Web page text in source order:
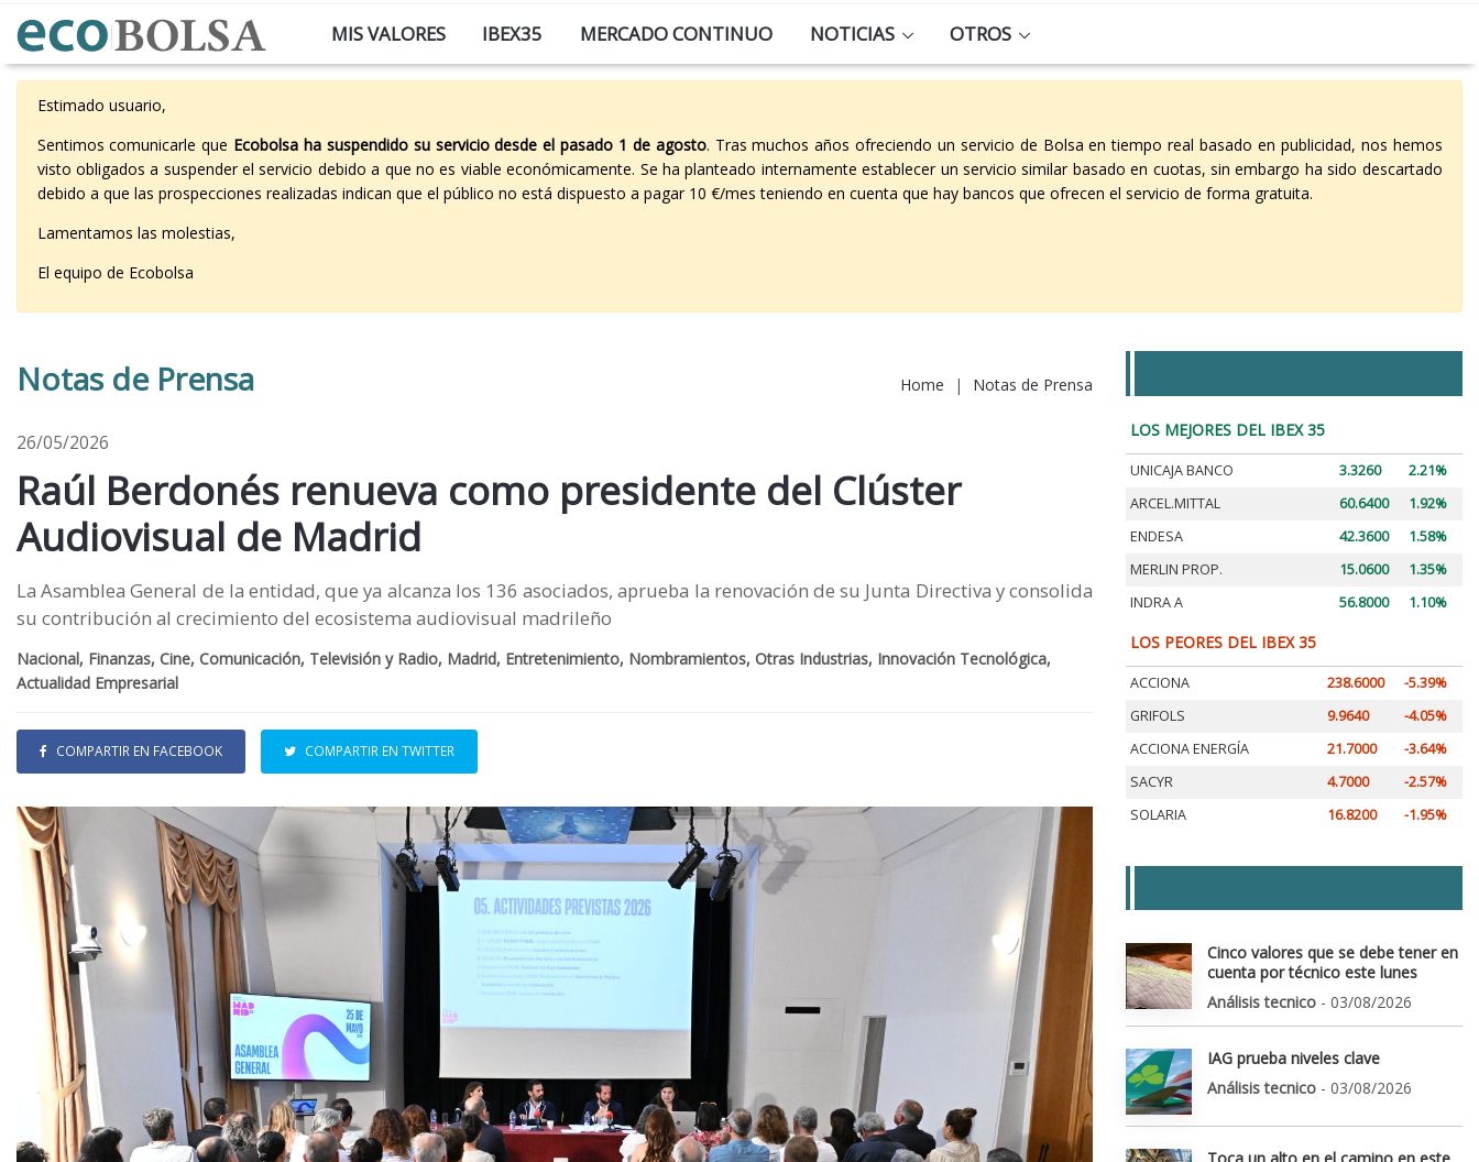
MIS VALORES IBEX35 MERCADO CONTINUO NOTICIAS OTROS
Estimado usuario,
Sentimos comunicarle que Ecobolsa ha suspendido su servicio desde el pasado 1 de agosto. Tras muchos años ofreciendo un servicio de Bolsa en tiempo real basado en publicidad, nos hemos
visto obligados a suspender el servicio debido a que no es viable económicamente. Se ha planteado internamente establecer un servicio similar basado en cuotas, sin embargo ha sido descartado
debido a que las prospecciones realizadas indican que el público no está dispuesto a pagar 10 €/mes teniendo en cuenta que hay bancos que ofrecen el servicio de forma gratuita.
Lamentamos las molestias,
El equipo de Ecobolsa
Notas de Prensa Home | Notas de Prensa
26/05/2026
Raúl Berdonés renueva como presidente del Clúster
Audiovisual de Madrid
La Asamblea General de la entidad, que ya alcanza los 136 asociados, aprueba la renovación de su Junta Directiva y consolida
su contribución al crecimiento del ecosistema audiovisual madrileño
Nacional, Finanzas, Cine, Comunicación, Televisión y Radio, Madrid, Entretenimiento, Nombramientos, Otras Industrias, Innovación Tecnológica,
Actualidad Empresarial
COMPARTIR EN FACEBOOK COMPARTIR EN TWITTER
LOS MEJORES DEL IBEX 35
UNICAJA BANCO 3.3260
2.21%
ARCEL.MITTAL
60.6400
1.92%
ENDESA
42.3600
1.58%
MERLIN PROP.
15.0600
1.35%
INDRA A
56.8000 1.10%
LOS PEORES DEL IBEX 35
ACCIONA 238.6000
-5.39%
GRIFOLS
9.9640
-4.05%
ACCIONA ENERGÍA
21.7000
-3.64%
SACYR
4.7000
-2.57%
SOLARIA
16.8200 -1.95%
Cinco valores que se debe tener en
cuenta por técnico este lunes
Análisis tecnico - 03/08/2026
IAG prueba niveles clave
Análisis tecnico - 03/08/2026